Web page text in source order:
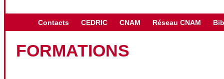
Contacts CEDRIC CNAM Réseau CNAM
FORMATIONS